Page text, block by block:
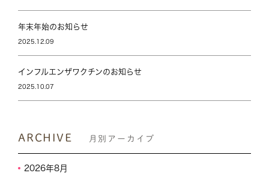
年末年始のお知らせ
2025.12.09
インフルエンザワクチンのお知らせ
2025.10.07
ARCHIVE 月別アーカイブ
2026年8月